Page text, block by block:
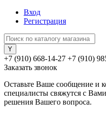
Вход
Регистрация
+7 (910) 668-14-27 +7 (910)
Заказать звонок
Оставьте Ваше сообщение и
специалисты свяжутся с
решения Вашего вопроса.